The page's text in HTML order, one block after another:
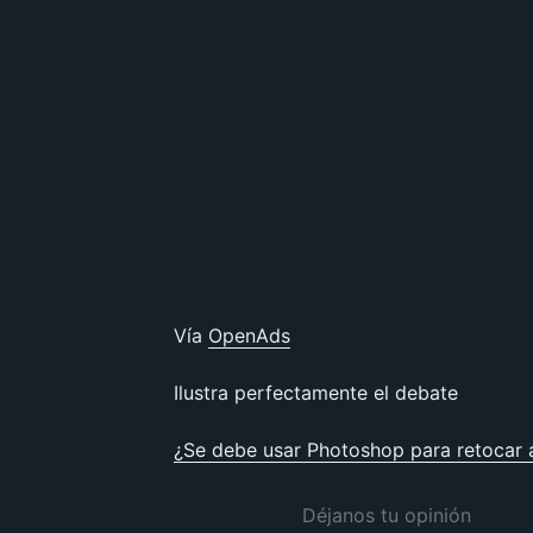
Vía OpenAds
Ilustra perfectamente el debate
¿Se debe usar Photoshop para retocar